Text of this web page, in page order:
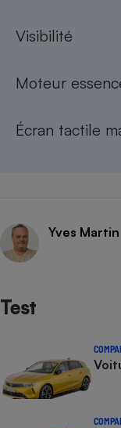
Visibilité
Moteur
Écran tactile
Yves Martin
Test